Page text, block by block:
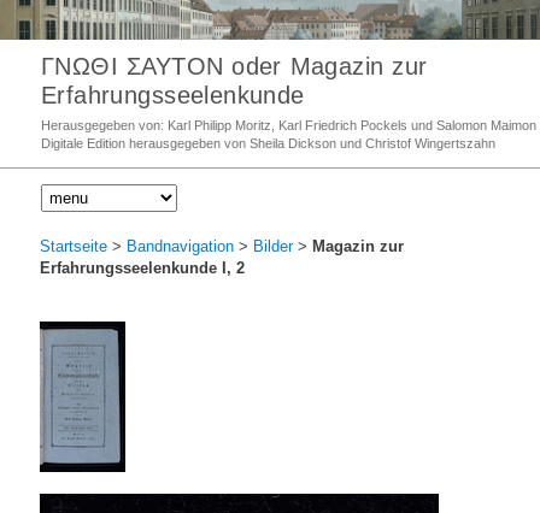
ΓΝΩΘΙ ΣΑΥΤΟΝ oder Magazin zur
Erfahrungsseelenkunde
Herausgegeben von: Karl Philipp Moritz, Karl Friedrich Pockels und Salomon Maimon
Digitale Edition herausgegeben von Sheila Dickson und Christof Wingertszahn
Startseite > Bandnavigation > Bilder> Magazin zur
Erfahrungsseelenkunde I, 2